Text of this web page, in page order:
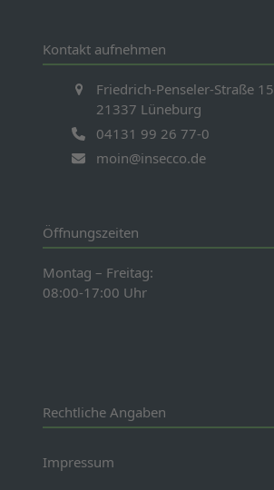
Kontakt aufnehmen
Friedrich-Penseler-Straße 15
21337 Lüneburg
04131 99 26 77-0
moin@insecco.de
Öffnungszeiten
Montag – Freitag:
08:00-17:00 Uhr
Rechtliche Angaben
Impressum